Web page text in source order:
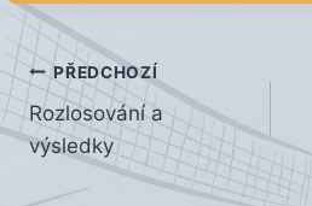
Navigace
pro
příspěvek
PŘEDCHOZÍ
Rozlosování a
výsledky